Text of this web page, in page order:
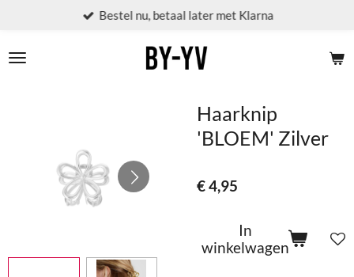
naar
de
Bestel nu, betaal later met Klarna
Haarknip
'BLOEM' Zilver
€ 4,95
In
winkelwagen